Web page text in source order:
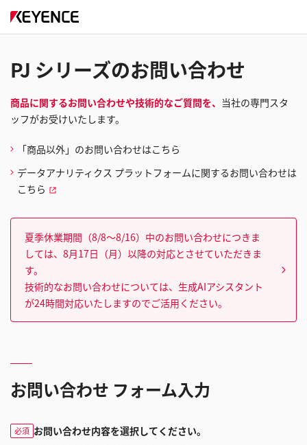
PJ シリーズのお問い合わせ
商品に関するお問い合わせや技術的なご質問を、 当社の専門スタ
ッフがお受けいたします。
「商品以外」のお問い合わせはこちら
データアナリティクス プラットフォームに関するお問い合わせは
こちら
夏季休業期間（8/8～8/16）中のお問い合わせにつきま
しては、8月17日（月）以降の対応とさせていただきま
す。
技術的なお問い合わせについては、生成AIアシスタント
が24時間対応いたしますのでご活用ください。
お問い合わせ フォーム入力
必須 お問い合わせ内容を選択してください。